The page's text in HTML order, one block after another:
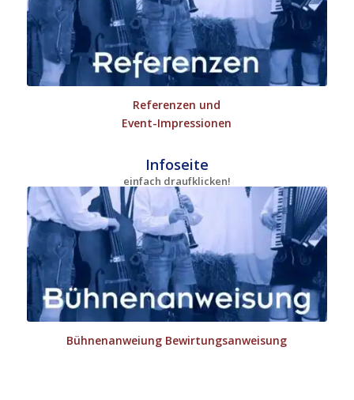
Referenzen und
Event-Impressionen
Infoseite
einfach draufklicken!
Bühnenanweiung Bewirtungsanweisung